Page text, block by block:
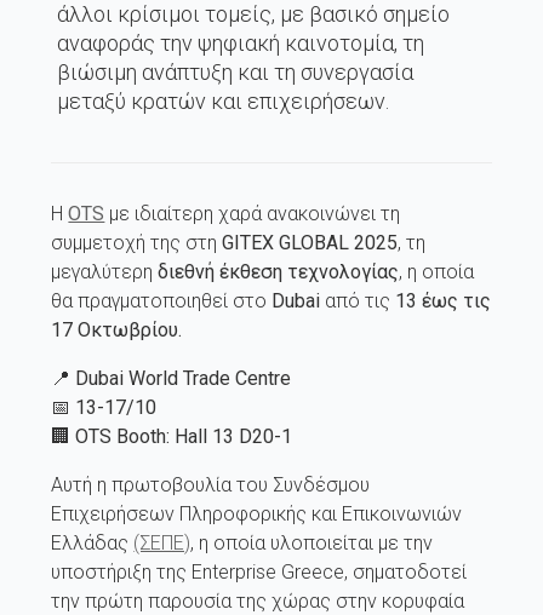
άλλοι κρίσιμοι τομείς, με βασικό σημείο
αναφοράς την ψηφιακή καινοτομία, τη
βιώσιμη ανάπτυξη και τη συνεργασία
μεταξύ κρατών και επιχειρήσεων.
ΗOTS με ιδιαίτερη χαρά ανακοινώνει τη
συμμετοχή της στηGITEX GLOBAL 2025, τη
μεγαλύτερηδιεθνή έκθεση τεχνολογίας, η οποία
θα πραγματοποιηθεί στο Dubai από τις 13 έως τις
17 Οκτωβρίου.
📍 Dubai World Trade Centre
📅 13-17/10
🏢OTS Booth: Hall 13 D20-1
Αυτή η πρωτοβουλία του Συνδέσμου
Επιχειρήσεων Πληροφορικής και Επικοινωνιών
Ελλάδας (ΣΕΠΕ), η οποία υλοποιείται με την
υποστήριξη της Enterprise Greece, σηματοδοτεί
την πρώτη παρουσία της χώρας στην κορυφαία